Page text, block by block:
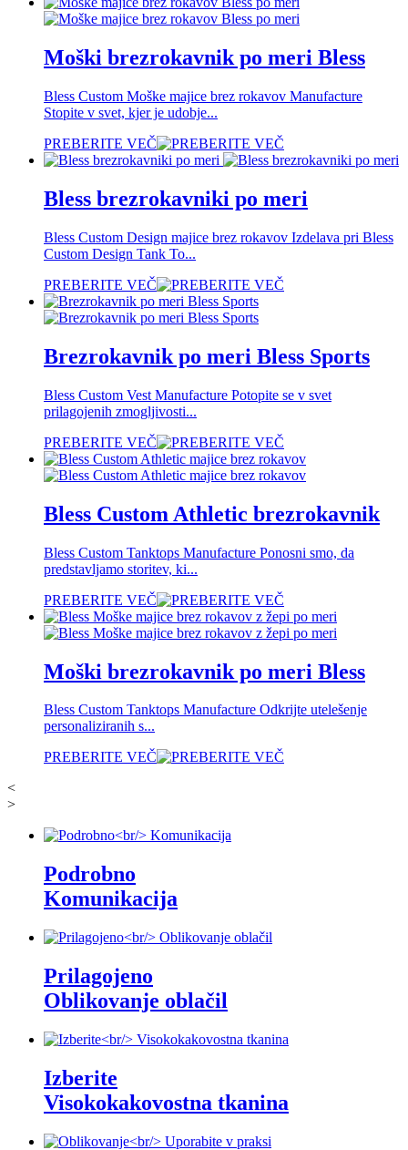
Moški brezrokavnik po meri Bless
Bless Custom Moške majice brez rokavov Manufacture
Stopite v svet, kjer je udobje...
PREBERITE VEČ
Bless brezrokavniki po meri
Bless Custom Design majice brez rokavov Izdelava pri Bless
Custom Design Tank To...
PREBERITE VEČ
Brezrokavnik po meri Bless Sports
Bless Custom Vest Manufacture Potopite se v svet
prilagojenih zmogljivosti...
PREBERITE VEČ
Bless Custom Athletic brezrokavnik
Bless Custom Tanktops Manufacture Ponosni smo, da
predstavljamo storitev, ki...
PREBERITE VEČ
Moški brezrokavnik po meri Bless
Bless Custom Tanktops Manufacture Odkrijte utelešenje
personaliziranih s...
PREBERITE VEČ
<
>
Podrobno
Komunikacija
Prilagojeno
Oblikovanje oblačil
Izberite
Visokokakovostna tkanina